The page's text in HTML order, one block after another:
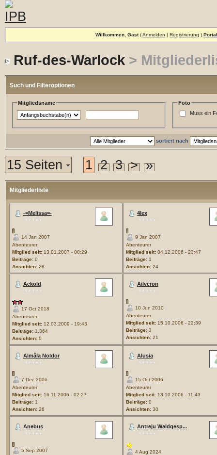
Willkommen, Gast(Anmelden | Registrierung ) Portal
Ruf-des-Warlock>
Such und Filteroptionen
Mitgliedsname
Foto
Muss ein
sortiert nach
15 Seiten 1 2 3 > »
Mitgliederliste
-=Melissa=-
14 Jan 2007
Abenteurer
Mitglied seit:13.01.2007 - 08:29
Beiträge:0
Ansichten:28
4lex
9 Jan 2007
Abenteurer
Mitglied seit:04.12.2006 - 23:47
Beiträge:1
Ansichten:24
Aekold
17 Oct 2018
Abenteurer
Mitglied seit:12.03.2009 - 19:43
Beiträge:1,364
Ansichten:0
Ailveron
10 Jun 2010
Abenteurer
Mitglied seit:15.10.2006 - 22:39
Beiträge:3
Ansichten:21
Almâla Noldor
7 Dec 2006
Abenteurer
Mitglied seit:16.11.2006 - 02:27
Beiträge:1
Ansichten:26
Alusia
15 Oct 2006
Abenteurer
Mitglied seit:13.10.2006 - 11:43
Beiträge:0
Ansichten:30
Anebus
5 Sep 2007
Antreju Waldgesp...
4 Aug 2024